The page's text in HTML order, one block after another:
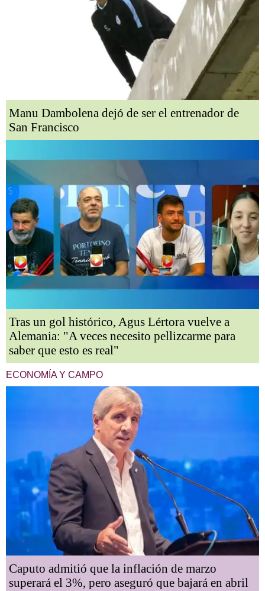
Manu Dambolena dejó de ser el entrenador de
San Francisco
Tras un gol histórico, Agus Lértora vuelve a
Alemania: "A veces necesito pellizcarme para
saber que esto es real"
ECONOMÍA Y CAMPO
Caputo admitió que la inflación de marzo
superará el 3%, pero aseguró que bajará en abril